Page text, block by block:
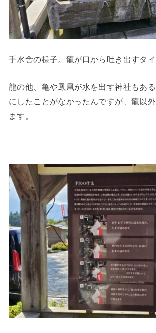
手水舎の様子。龍が口から吐き出すタイ
龍の他、亀や鳳凰が水を出す神社もあ
にしたことがなかったんですが、龍以
ます。